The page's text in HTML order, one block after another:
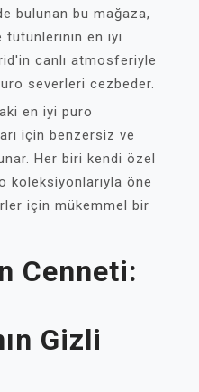
bulunan bu mağaza,
tütünlerinin en iyi
canlı atmosferiyle
severleri cezbeder.
en iyi puro
için benzersiz ve
Her biri kendi özel
koleksiyonlarıyla öne
için mükemmel bir
Cenneti:
Gizli